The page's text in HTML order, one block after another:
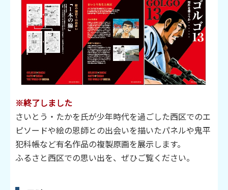
※終了しました
さいとう・たかを氏が少年時代を過ごした西区でのエ
ピソードや絵の恩師との出会いを描いたパネルや鬼平
犯科帳など有名作品の複製原画を展示します。
ふるさと西区での思い出を、ぜひご覧ください。